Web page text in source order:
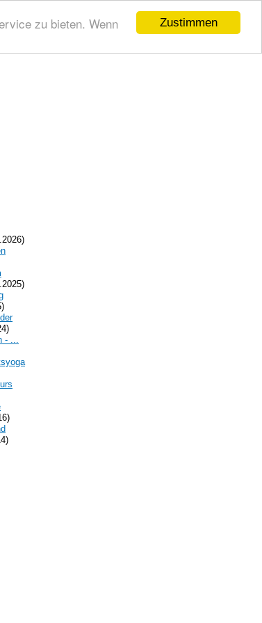
Zustimmen
zu bieten. Wenn
...